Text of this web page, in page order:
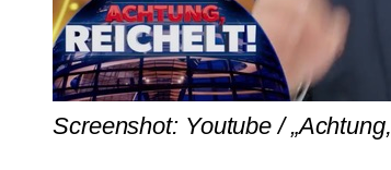
Screenshot: Youtube /